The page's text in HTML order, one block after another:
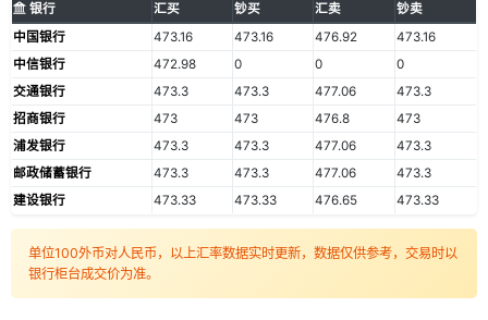
银行 汇买 钞买 汇卖
钞卖
中国银行
473.16 473.16 476.92
473.16
中信银行
472.98 0 0
0
交通银行
473.3 473.3 477.06
473.3
招商银行
473 473 476.8
473
浦发银行
473.3 473.3 477.06
473.3
邮政储蓄银行
473.3 473.3 477.06
473.3
建设银行
473.33 473.33 476.65 473.33
单位100外币对人民币，以上汇率数据实时更新，数据仅供参考，交易时以
银行柜台成交价为准。